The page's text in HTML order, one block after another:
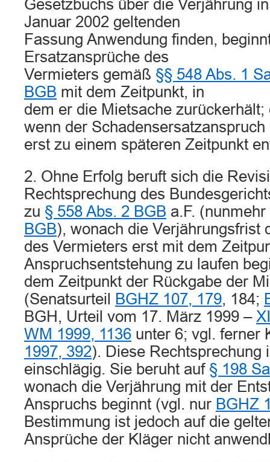
Gesetzbuchs über die Verjährung
Januar 2002 geltenden
Fassung Anwendung finden,
Ersatzansprüche des
Vermieters gemäß §§ 548 Abs. 1
BGB mit dem Zeitpunkt, in
dem er die Mietsache
wenn der Schadensersatzanspruch
erst zu einem späteren Zeitpunkt
2. Ohne Erfolg beruft sich die
Rechtsprechung des
zu § 558 Abs. 2 BGB a.F. (nunmehr
BGB), wonach die Verjährungsfrist
des Vermieters erst mit dem
Anspruchsentstehung zu laufen
dem Zeitpunkt der Rückgabe der
(Senatsurteil
BGHZ 107, 179, 184;
BGH, Urteil vom 17. März 1999 –
WM 1999, 1136 unter 6; vgl. ferner
1997, 392). Diese Rechtsprechung
einschlägig. Sie beruht auf § 198
wonach die Verjährung mit der
Anspruchs beginnt (vgl. nur BGHZ
Bestimmung ist jedoch auf die
Ansprüche der Kläger nicht